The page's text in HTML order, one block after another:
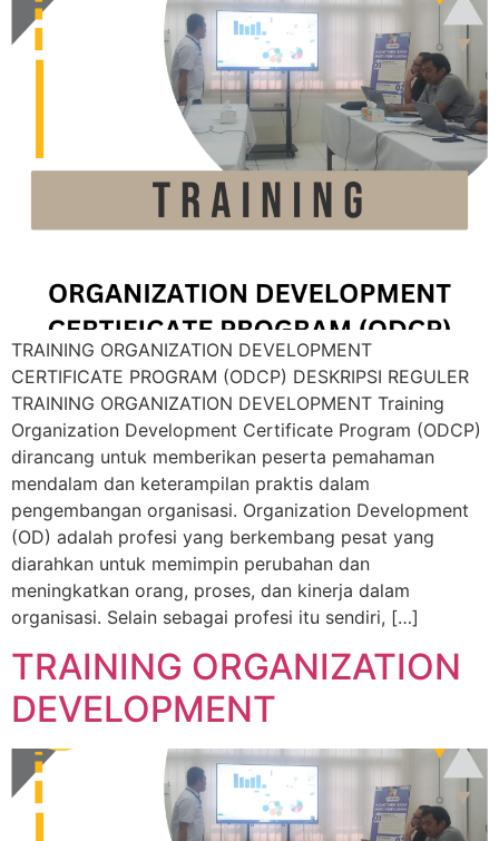
TRAINING ORGANIZATION DEVELOPMENT
CERTIFICATE PROGRAM (ODCP) DESKRIPSI REGULER
TRAINING ORGANIZATION DEVELOPMENT Training
Organization Development Certificate Program (ODCP)
dirancang untuk memberikan peserta pemahaman
mendalam dan keterampilan praktis dalam
pengembangan organisasi. Organization Development
(OD) adalah profesi yang berkembang pesat yang
diarahkan untuk memimpin perubahan dan
meningkatkan orang, proses, dan kinerja dalam
organisasi. Selain sebagai profesi itu sendiri, […]
TRAINING ORGANIZATION
DEVELOPMENT